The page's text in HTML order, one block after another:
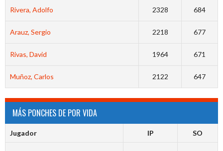
Rivera, Adolfo 2328 684
Arauz, Sergio 2218 677
Rivas, David 1964 671
Muñoz, Carlos 2122 647
MÁS PONCHES DE POR VIDA
Jugador IP SO